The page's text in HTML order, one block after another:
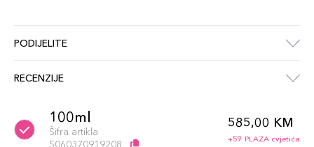
PODIJELITE
RECENZIJE
100ml
Šifra artikla
5060370919208
585,00 KM
+59 PLAZA cvjetića